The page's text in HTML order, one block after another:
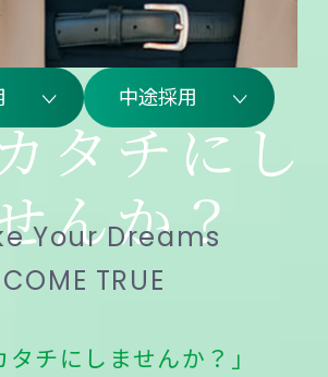
タチにし
んか？
中途採用
Your Dreams
COME TRUE
タチにしませんか？」